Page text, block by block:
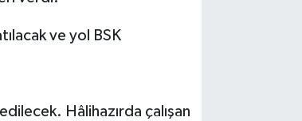
ve yol BSK
Hâlihazırda çalışan